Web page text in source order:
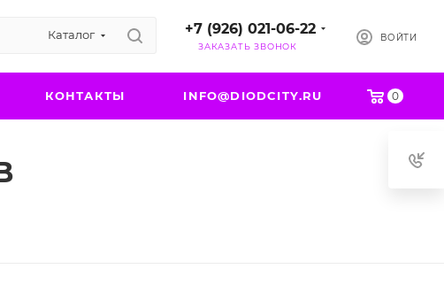
Каталог +7 (926) 021-06-22
ЗАКАЗАТЬ ЗВОНОК
ВОЙТИ
0
КОНТАКТЫ INFO@DIODCITY.RU